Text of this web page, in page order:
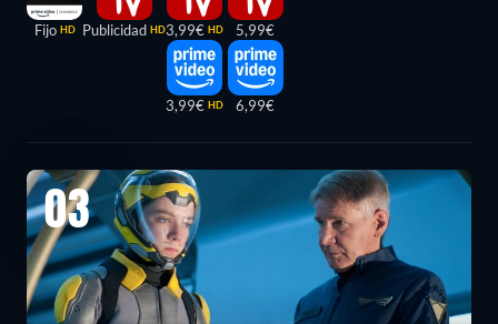
Fijo HD Publicidad HD3,99€ HD
3,99€ HD
5,99€
6,99€
03